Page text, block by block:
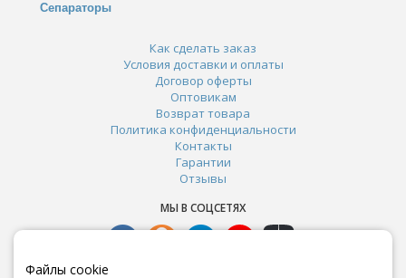
Сепараторы
Как сделать заказ
Условия доставки и оплаты
Договор оферты
Оптовикам
Возврат товара
Политика конфиденциальности
Контакты
Гарантии
Отзывы
МЫ В СОЦСЕТЯХ
Файлы cookie